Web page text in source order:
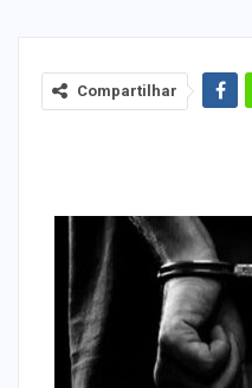
Compartilhar